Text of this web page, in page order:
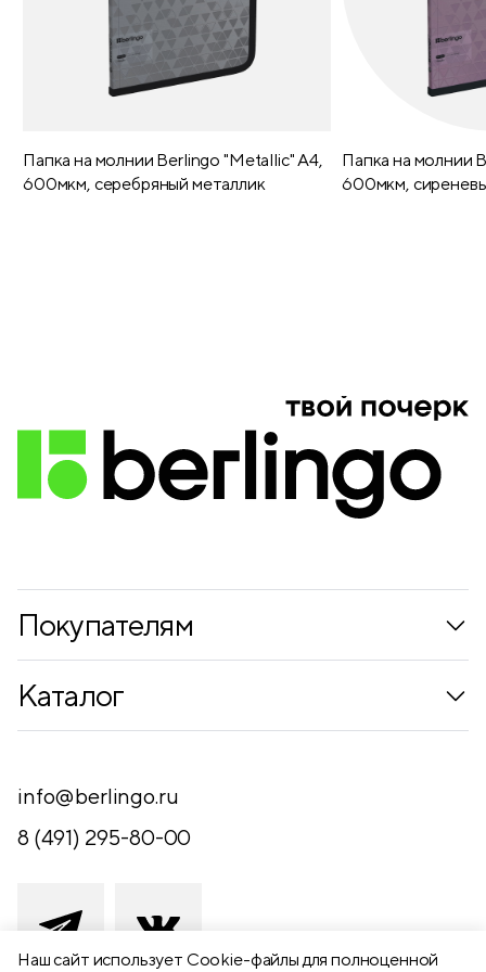
Наш сайт использует Сookie-файлы для полноценной
Перфорированные уголки да
Географическая карта есть
Справочный материал
нет
Тиснение блинтовое
Папка на молнии Berlingo "Metallic" А4,
600мкм, серебряный металлик
Папка на молнии
600мкм,
Покупателям
Контакты
Обратная связь
Каталог
Письменные принадлежности
Канцелярские принадлежности
Чертежные принадлежности
Хобби и творчество
info@berlingo.ru
8 (491) 295-80-00